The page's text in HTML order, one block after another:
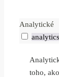
Analytické
analytics
toho,